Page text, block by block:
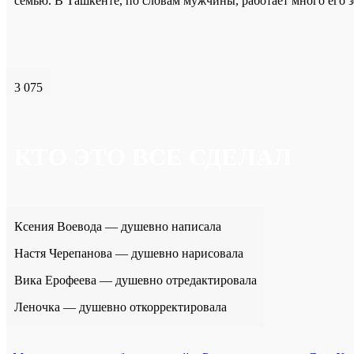
3 075
Ксения Воевода — душевно написала
Настя Черепанова — душевно нарисовала
Вика Ерофеева — душевно отредактировала
Леночка — душевно откорректировала